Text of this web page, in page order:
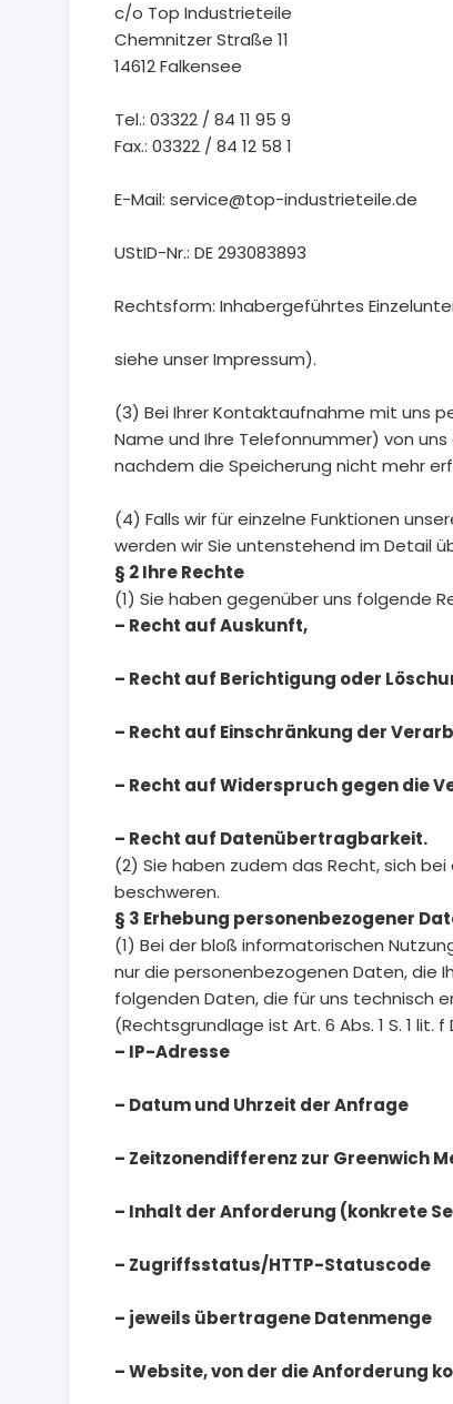
c/o Top Industrieteile
Chemnitzer Straße 11
14612 Falkensee
Tel.: 03322 / 84 11 95 9
Fax.: 03322 / 84 12 58 1
E-Mail: service@top-industrieteile.de
UStID-Nr.: DE 293083893
Rechtsform: Inhabergeführtes
siehe unser Impressum).
(3) Bei Ihrer Kontaktaufnahme mit uns
Name und Ihre Telefonnummer) von
nachdem die Speicherung nicht mehr
(4) Falls wir für einzelne Funktionen
werden wir Sie untenstehend im Detail
§ 2 Ihre Rechte
(1) Sie haben gegenüber uns folgende
– Recht auf Auskunft,
– Recht auf Berichtigung oder
– Recht auf Einschränkung der
– Recht auf Widerspruch gegen die
– Recht auf Datenübertragbarkeit.
(2) Sie haben zudem das Recht, sich
beschweren.
§ 3 Erhebung personenbezogener
(1) Bei der bloß informatorischen
nur die personenbezogenen Daten, die
folgenden Daten, die für uns technisch
(Rechtsgrundlage ist Art. 6 Abs. 1 S. 1 lit. f
– IP-Adresse
– Datum und Uhrzeit der Anfrage
– Zeitzonendifferenz zur Greenwich
– Inhalt der Anforderung (konkrete
– Zugriffsstatus/HTTP-Statuscode
– jeweils übertragene Datenmenge
– Website, von der die Anforderung